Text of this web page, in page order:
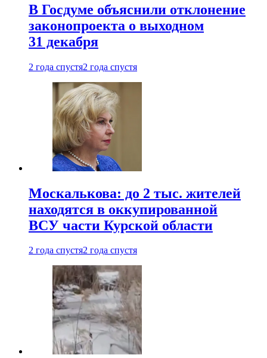
В Госдуме объяснили отклонение
законопроекта о выходном
31 декабря
2 года спустя2 года спустя
Москалькова: до 2 тыс. жителей
находятся в оккупированной
ВСУ части Курской области
2 года спустя2 года спустя